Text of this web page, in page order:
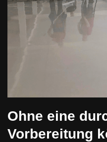
Ohne eine
Vorbereitung